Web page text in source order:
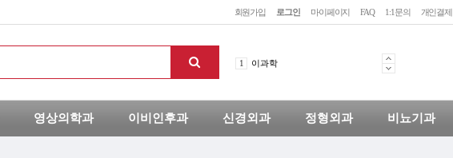
회원가입 로그인 마이페이지 FAQ 1:1문의 개인결제
5
Diagnostic Ultrasound: Head and Neck, 2e
2 보청기 처방 실전 가이드
5 Diagnostic Ultrasound: Head and Neck, 2e
영상의학과 이비인후과 신경외과 정형외과 비뇨기과